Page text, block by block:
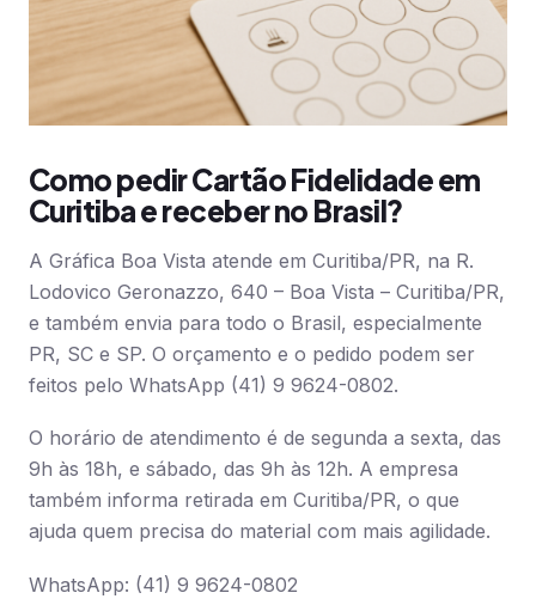
Como pedir Cartão Fidelidade em
Curitiba e receber no Brasil?
A Gráfica Boa Vista atende em Curitiba/PR, na R.
Lodovico Geronazzo, 640 – Boa Vista – Curitiba/PR,
e também envia para todo o Brasil, especialmente
PR, SC e SP. O orçamento e o pedido podem ser
feitos pelo WhatsApp (41) 9 9624-0802.
O horário de atendimento é de segunda a sexta, das
9h às 18h, e sábado, das 9h às 12h. A empresa
também informa retirada em Curitiba/PR, o que
ajuda quem precisa do material com mais agilidade.
WhatsApp: (41) 9 9624-0802